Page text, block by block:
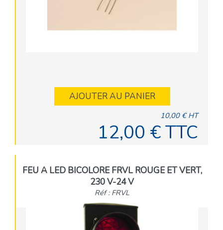
AJOUTER AU PANIER
10,00 € HT
12,00 € TTC
FEU A LED BICOLORE FRVL ROUGE ET VERT,
230 V-24 V
Réf : FRVL